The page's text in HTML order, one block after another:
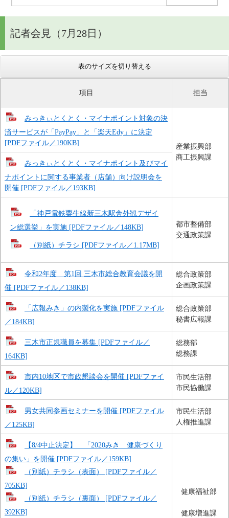
記者会見（7月28日）
表のサイズを切り替える
項目 担当
みっきぃとくとく・マイナポイント対象の決
済サービスが「PayPay」と「楽天Edy」に決定
[PDFファイル／190KB]
産業振興部
商工振興課
みっきぃとくとく・マイナポイント及びマイ
ナポイントに関する事業者（店舗）向け説明会を
開催 [PDFファイル／193KB]
「神戸電鉄粟生線新三木駅舎外観デザイ
ン総選挙」を実施 [PDFファイル／148KB]
（別紙）チラシ [PDFファイル／1.17MB]
都市整備部
交通政策課
令和2年度 第1回 三木市総合教育会議を開
催 [PDFファイル／138KB]
総合政策部
企画政策課
「広報みき」の内製化を実施 [PDFファイル
／184KB]
総合政策部
秘書広報課
三木市正規職員を募集 [PDFファイル／
164KB]
総務部
総務課
市内10地区で市政懇談会を開催 [PDFファイ
ル／120KB]
市民生活部
市民協働課
男女共同参画セミナーを開催 [PDFファイル
／125KB]
市民生活部
人権推進課
【8/4中止決定】 「2020みき 健康づくり
の集い」を開催 [PDFファイル／159KB]
（別紙）チラシ（表面） [PDFファイル／
705KB]
（別紙）チラシ（裏面） [PDFファイル／
392KB]
健康福祉部
健康増進課